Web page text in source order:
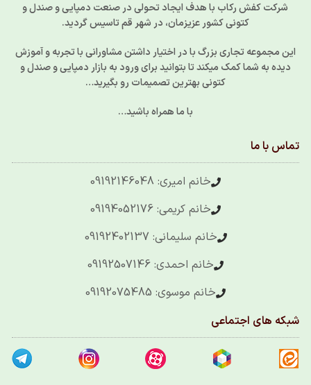
شرکت کفش رکاب با هدف ایجاد تحولی در صنعت دمپایی و صندل و
کتونی کشور عزیزمان، در شهر قم تاسیس گردید.
این مجموعه تجاری بزرگ با در اختیار داشتن مشاورانی با تجربه و آموزش
دیده به شما کمک میکند تا بتوانید برای ورود به بازار دمپایی و صندل و
کتونی بهترین تصمیمات رو بگیرید…
با ما همراه باشید…
تماس با ما
خانم امیری: 09192146048
خانم کریمی: 09194052176
خانم سلیمانی: 09192402137
خانم احمدی: 09192507146
خانم موسوی: 09192075485
شبکه های اجتماعی